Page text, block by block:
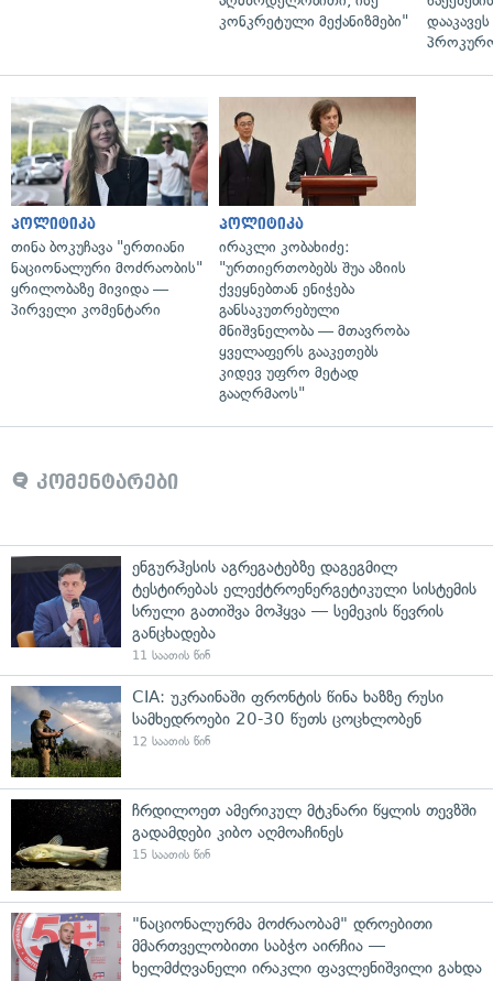
კონკრეტული მექანიზმები"
პოლიტიკა
თინა ბოკუჩავა "ერთიანი
ნაციონალური მოძრაობის"
ყრილობაზე მივიდა —
პირველი კომენტარი
პოლიტიკა
ირაკლი კობახიძე:
"ურთიერთობებს შუა აზიის
ქვეყნებთან ენიჭება
განსაკუთრებული
მნიშვნელობა — მთავრობა
ყველაფერს გააკეთებს
კიდევ უფრო მეტად
გააღრმაოს"
კომენტარები
ენგურჰესის აგრეგატებზე დაგეგმილ
ტესტირებას ელექტროენერგეტიკული სისტემის
სრული გათიშვა მოჰყვა — სემეკის წევრის
განცხადება
11 საათის წინ
CIA: უკრაინაში ფრონტის წინა ხაზზე რუსი
სამხედროები 20-30 წუთს ცოცხლობენ
12 საათის წინ
ჩრდილოეთ ამერიკულ მტკნარი წყლის თევზში
გადამდები კიბო აღმოაჩინეს
15 საათის წინ
"ნაციონალურმა მოძრაობამ" დროებითი
მმართველობითი საბჭო აირჩია —
ხელმძღვანელი ირაკლი ფავლენიშვილი გახდა